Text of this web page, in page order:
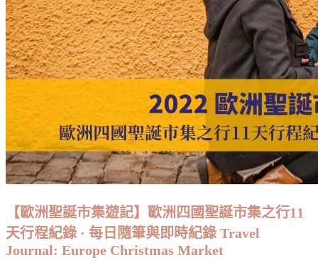
【歐洲聖誕市集遊記】歐洲四國聖誕市集之行11
天行程紀錄 · 每日隨筆與即時紀錄 Travel
Journal: Europe Christmas Market